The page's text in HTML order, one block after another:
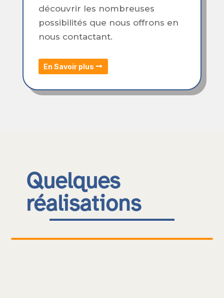
découvrir les nombreuses
possibilités que nous offrons en
nous contactant.
En Savoir plus
Quelques
réalisations